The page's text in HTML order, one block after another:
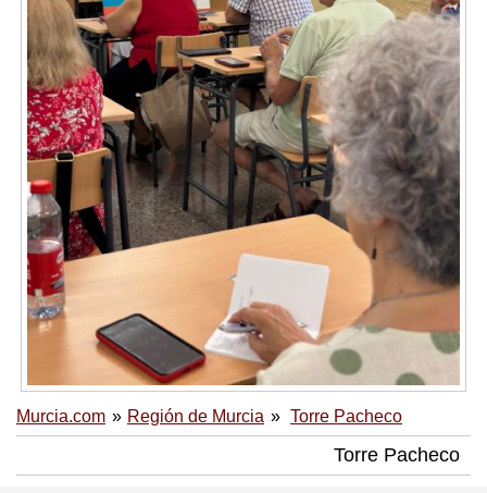
Murcia.com Región de Murcia Torre Pacheco
Torre Pacheco